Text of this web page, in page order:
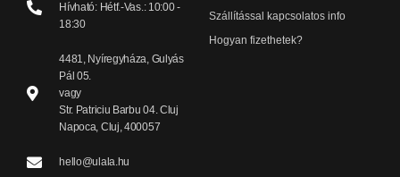
Hívható: Hétf.-Vas.: 10:00 -
18:30
4481, Nyíregyháza, Gulyás
Pál 05.
vagy
Str. Patriciu Barbu 04. Cluj
Napoca, Cluj, 400057
hello@ulala.hu
Szállítással kapcsolatos info
Hogyan fizethetek?